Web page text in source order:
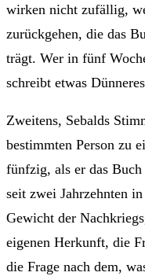
wirken nicht zufällig,
zurückgehen, die das
trägt. Wer in fünf
schreibt etwas
Zweitens, Sebalds
bestimmten Person zu
fünfzig, als er das
seit zwei Jahrzehnten
Gewicht der
eigenen Herkunft, die
die Frage nach dem,